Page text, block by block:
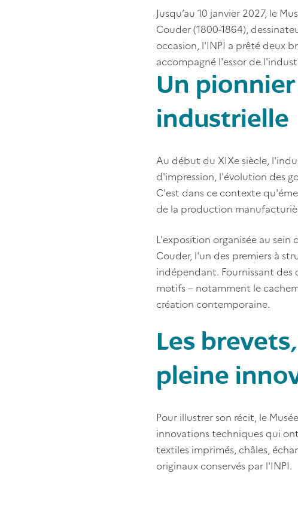
Jusqu’au 10 janvier 2027, le
Couder (1800-1864),
occasion, l'INPI a prêté deux
accompagné l'essor de
Un
industrielle
Au début du XIXe siècle,
d'impression, l'évolution des
C'est dans ce contexte
de la production
L'exposition organisée au sein
Couder, l'un des premiers à
indépendant. Fournissant des
motifs – notamment le
création contemporaine.
Les
pleine
Pour illustrer son récit, le
innovations techniques qui
textiles imprimés, châles,
originaux conservés par l'INPI.